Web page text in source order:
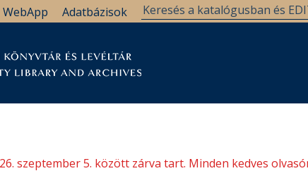
Adatbázisok
WebApp
szeptember 5. között zárva tart. Minden kedves